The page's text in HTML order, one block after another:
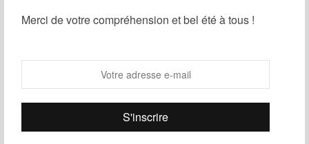
Merci de votre compréhension et bel été à tous !
VOTRE NUMÉRO DE TÉLÉPHONE